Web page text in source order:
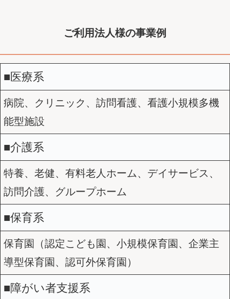
ご利用法人様の事業例
■医療系
病院、クリニック、訪問看護、看護小規模多機
能型施設
■介護系
特養、老健、有料老人ホーム、デイサービス、
訪問介護、グループホーム
■保育系
保育園（認定こども園、小規模保育園、企業主
導型保育園、認可外保育園）
■障がい者支援系